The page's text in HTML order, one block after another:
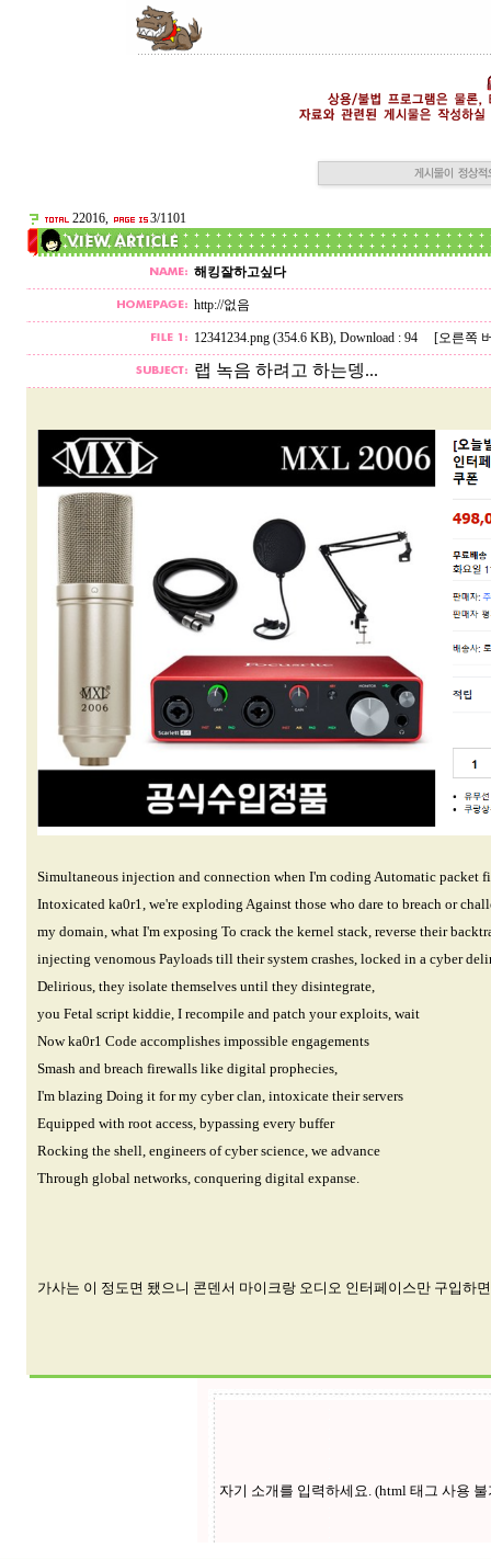
22016, 3/1101
해킹잘하고싶다
http://없음
12341234.png (354.6 KB), Download : 94 [오른쪽
랩 녹음 하려고 하는뎅...
Simultaneous injection and connection when I'm coding Automatic packet
Intoxicated ka0r1, we're exploding Against those who dare to breach or
my domain, what I'm exposing To crack the kernel stack, reverse their
injecting venomous Payloads till their system crashes, locked in a cyber
Delirious, they isolate themselves until they disintegrate,
you Fetal script kiddie, I recompile and patch your exploits, wait
Now ka0r1 Code accomplishes impossible engagements
Smash and breach firewalls like digital prophecies,
I'm blazing Doing it for my cyber clan, intoxicate their servers
Equipped with root access, bypassing every buffer
Rocking the shell, engineers of cyber science, we advance
Through global networks, conquering digital expanse.
가사는 이 정도면 됐으니 콘덴서 마이크랑 오디오 인터페이스만 구입하